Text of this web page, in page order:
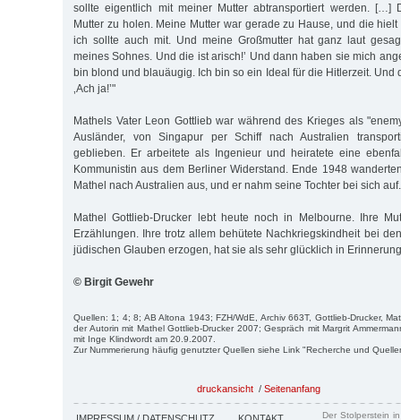
sollte eigentlich mit meiner Mutter abtransportiert werden. […]
Mutter zu holen. Meine Mutter war gerade zu Hause, und die
ich sollte auch mit. Und meine Großmutter hat ganz laut
meines Sohnes. Und die ist arisch!’ Und dann haben sie mich
bin blond und blauäugig. Ich bin so ein Ideal für die Hitlerzeit. Und
‚Ach ja!’"
Mathels Vater Leon Gottlieb war während des Krieges als
Ausländer, von Singapur per Schiff nach Australien
geblieben. Er arbeitete als Ingenieur und heiratete eine
Kommunistin aus dem Berliner Widerstand. Ende 1948
Mathel nach Australien aus, und er nahm seine Tochter bei sich auf.
Mathel Gottlieb-Drucker lebt heute noch in Melbourne. Ihre
Erzählungen. Ihre trotz allem behütete Nachkriegskindheit bei
jüdischen Glauben erzogen, hat sie als sehr glücklich in
© Birgit Gewehr
Quellen: 1; 4; 8; AB Altona 1943; FZH/WdE, Archiv 663T, Gottlieb-Drucker,
der Autorin mit Mathel Gottlieb-Drucker 2007; Gespräch mit Margrit
mit Inge Klindwordt am 20.9.2007.
Zur Nummerierung häufig genutzter Quellen siehe Link "Recherche und
druckansicht / Seitenanfang
Der Stolperstein